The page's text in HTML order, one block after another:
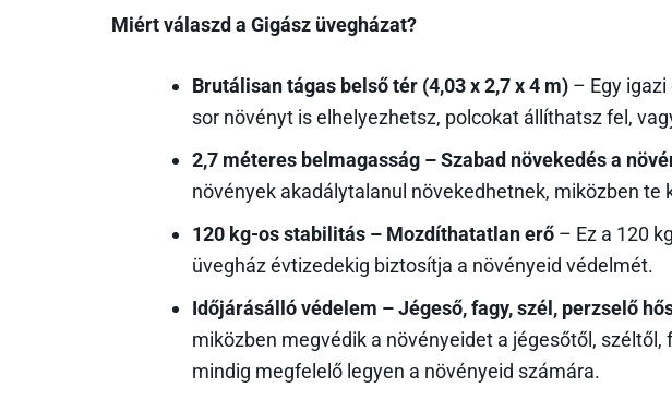
Miért válaszd a Gigász üvegházat?
Brutálisan tágas belső tér (4,03 x 2,7 x 4 m) – Egy
sor növényt is elhelyezhetsz, polcokat állíthatsz fel,
2,7 méteres belmagasság – Szabad növekedés a
növények akadálytalanul növekedhetnek, miközben
120 kg-os stabilitás – Mozdíthatatlan erő – Ez a 120
üvegház évtizedekig biztosítja a növényeid védelmét.
Időjárásálló védelem – Jégeső, fagy, szél, perzselő
miközben megvédik a növényeidet a jégesőtől,
mindig megfelelő legyen a növényeid számára.